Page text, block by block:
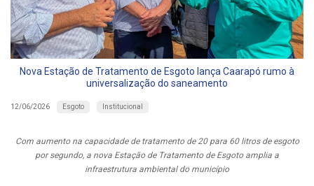
Nova Estação de Tratamento de Esgoto lança Caarapó rumo à
universalização do saneamento
12/06/2026 Esgoto Institucional
Com aumento na capacidade de tratamento de 20 para 60 litros de esgoto
por segundo, a nova Estação de Tratamento de Esgoto amplia a
infraestrutura ambiental do município